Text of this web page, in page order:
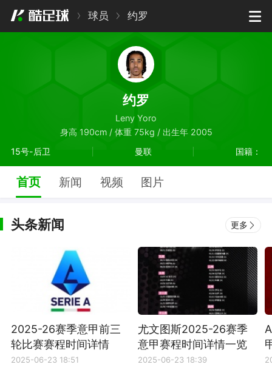
球员 约罗
约罗
Leny Yoro
身高 190cm / 体重 75kg / 出生年 2005
15号-后卫
曼联 国籍：
首页 新闻 视频 图片
头条新闻 更多
2025-26赛季意甲前三
轮比赛赛程时间详情
2025-06-23 18:51
尤文图斯2025-26赛季
意甲赛程时间详情一览
2025-06-23 18:39